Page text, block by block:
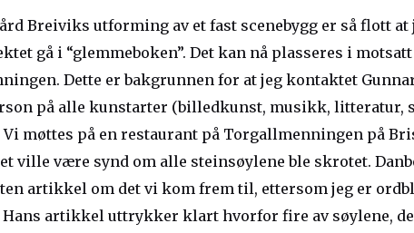
Breiviks utforming av et fast scenebygg er så flott
gå i “glemmeboken”. Det kan nå plasseres i motsatt
Dette er bakgrunnen for at jeg kontaktet
på alle kunstarter (billedkunst, musikk, litteratur,
møttes på en restaurant på Torgallmenningen på
ville være synd om alle steinsøylene ble skrotet.
artikkel om det vi kom frem til, ettersom jeg er
artikkel uttrykker klart hvorfor fire av søylene, de